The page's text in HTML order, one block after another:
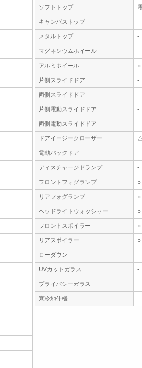
ソフトトップ
キャンバストップ -
メタルトップ -
マグネシウムホイール -
アルミホイール ○
片側スライドドア -
両側スライドドア -
片側電動スライドドア -
両側電動スライドドア -
ドアイージークローザー
電動バックドア -
ディスチャージドランプ -
フロントフォグランプ ○
リアフォグランプ ○
ヘッドライトウォッシャー ○
フロントスポイラー ○
リアスポイラー ○
ローダウン -
UVカットガラス -
プライバシーガラス -
寒冷地仕様 -